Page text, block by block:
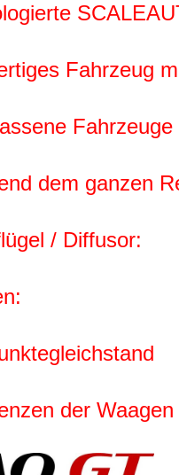
Fahrzeug
dem ganzen
/ Diffusor:
der Waagen